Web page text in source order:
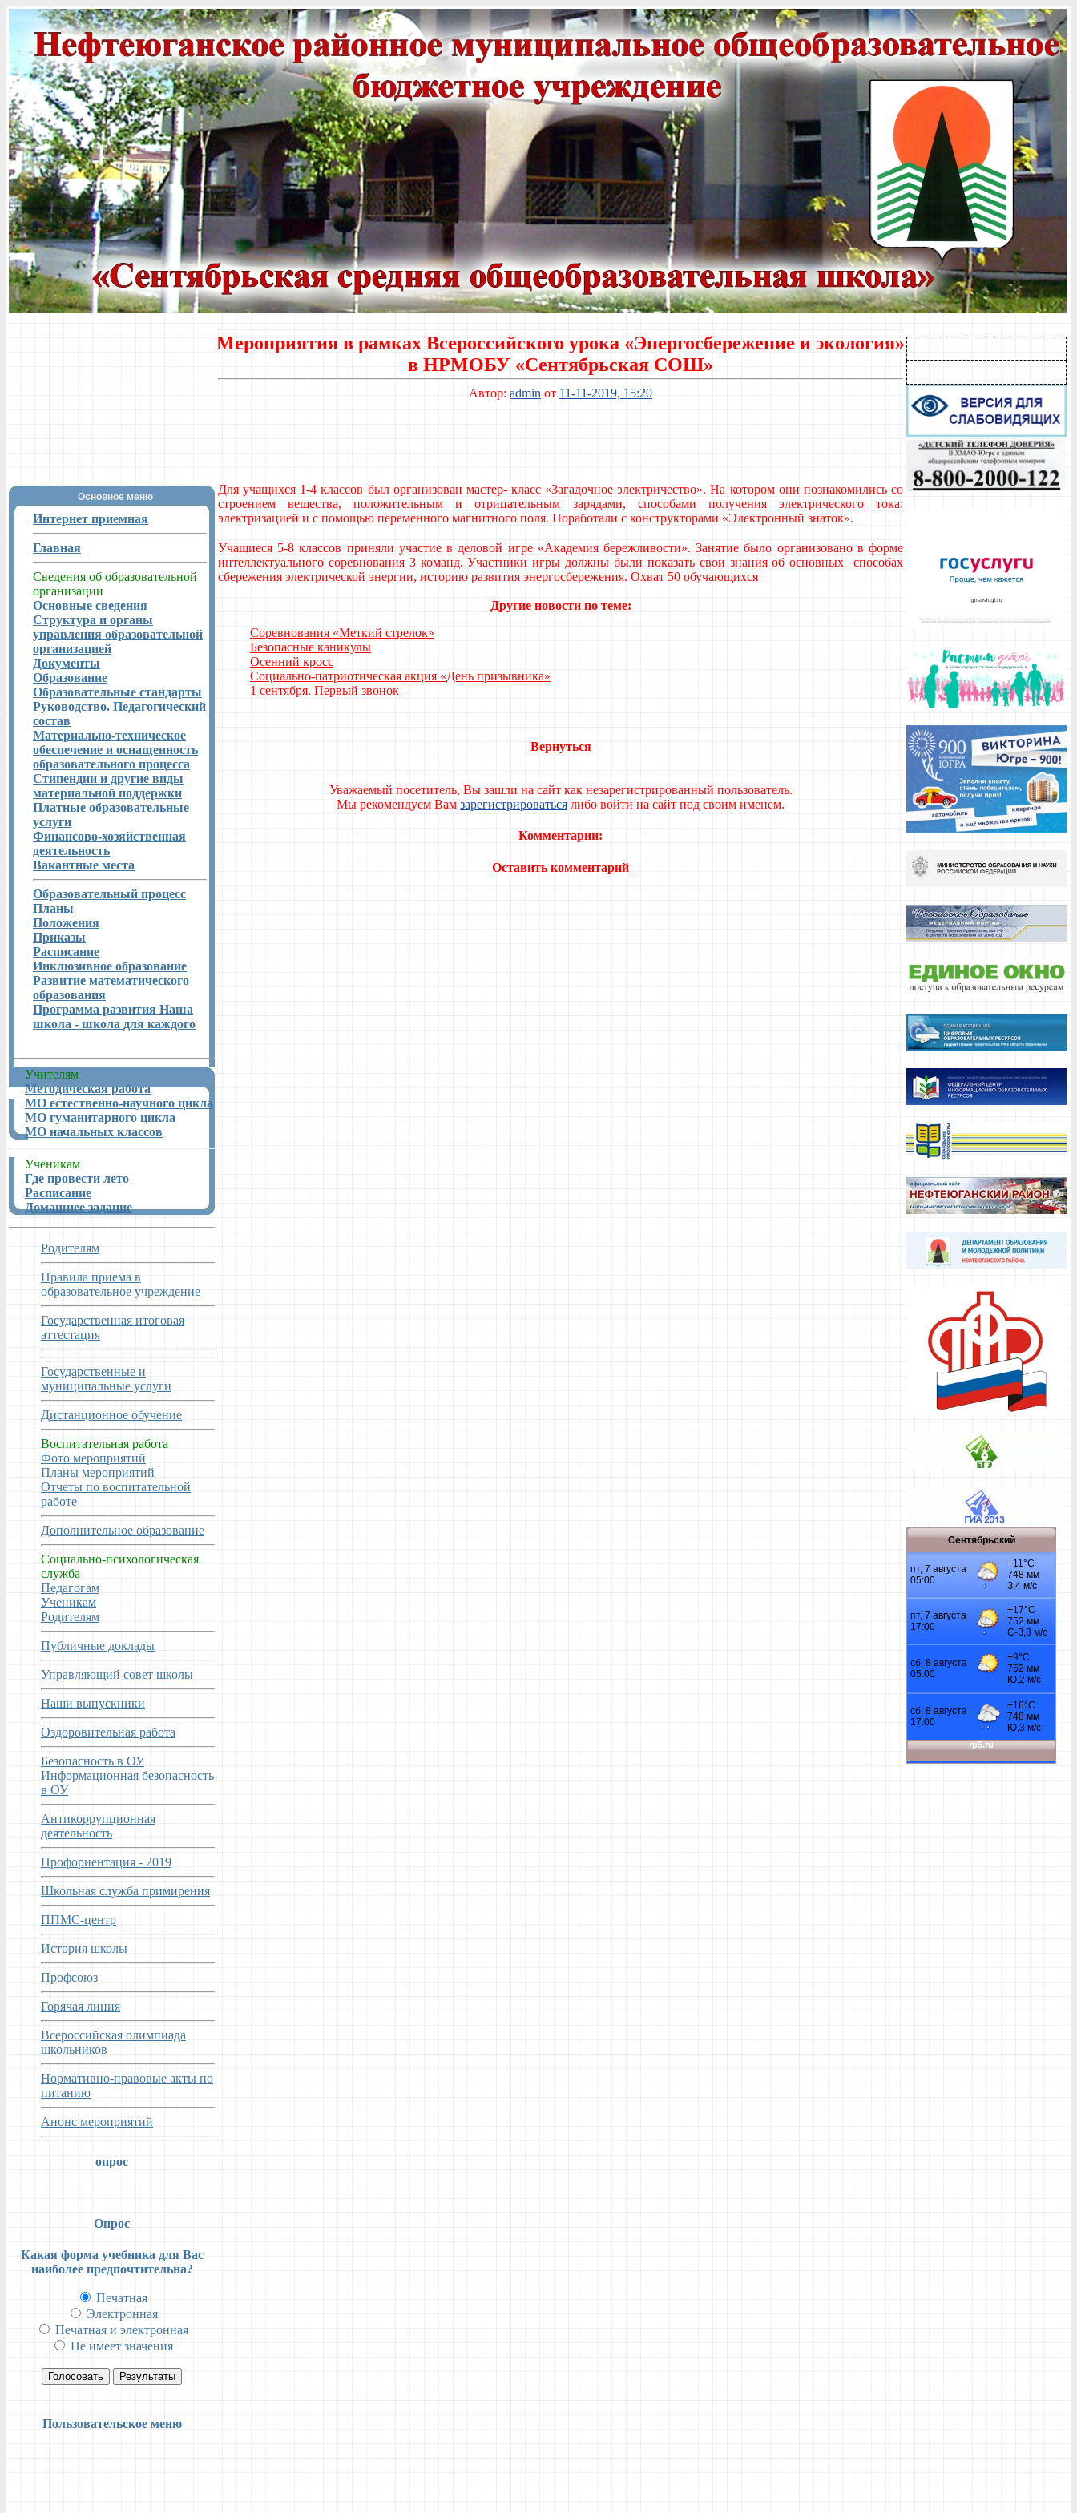
Основное меню
Интернет приемная
Главная
Сведения об образовательной
организации
Основные сведения
Структура и органы
управления образовательной
организацией
Документы
Образование
Образовательные стандарты
Руководство. Педагогический
состав
Материально-техническое
обеспечение и оснащенность
образовательного процесса
Стипендии и другие виды
материальной поддержки
Платные образовательные
услуги
Финансово-хозяйственная
деятельность
Вакантные места
Образовательный процесс
Планы
Положения
Приказы
Расписание
Инклюзивное образование
Развитие математического
образования
Программа развития Наша
школа - школа для каждого
Учителям
Методическая работа
МО естественно-научного цикла
МО гуманитарного цикла
МО начальных классов
Ученикам
Где провести лето
Расписание
Домашнее задание
Родителям
Правила приема в
образовательное учреждение
Государственная итоговая
аттестация
Государственные и
муниципальные услуги
Дистанционное обучение
Воспитательная работа
Фото мероприятий
Планы мероприятий
Отчеты по воспитательной
работе
Дополнительное образование
Социально-психологическая
служба
Педагогам
Ученикам
Родителям
Публичные доклады
Управляющий совет школы
Наши выпускники
Оздоровительная работа
Безопасность в ОУ
Информационная безопасность
в ОУ
Антикоррупционная
деятельность
Профориентация - 2019
Школьная служба примирения
ППМС-центр
История школы
Профсоюз
Горячая линия
Всероссийская олимпиада
школьников
Нормативно-правовые акты по
питанию
Анонс мероприятий
опрос
Опрос
Какая форма учебника для Вас
наиболее предпочтительна?
Печатная
Электронная
Печатная и электронная
Не имеет значения
Голосовать Результаты
Пользовательское меню
Мероприятия в рамках Всероссийского урока «Энергосбережение и экология»
в НРМОБУ «Сентябрьская СОШ»
Автор: admin от 11-11-2019, 15:20
Для учащихся 1-4 классов был организован мастер- класс «Загадочное электричество». На котором они познакомились со
строением вещества, положительным и отрицательным зарядами, способами получения электрического тока:
электризацией и с помощью переменного магнитного поля. Поработали с конструкторами «Электронный знаток».
Учащиеся 5-8 классов приняли участие в деловой игре «Академия бережливости». Занятие было организовано в форме
интеллектуального соревнования 3 команд. Участники игры должны были показать свои знания об основных способах
сбережения электрической энергии, историю развития энергосбережения. Охват 50 обучающихся
Другие новости по теме:
Соревнования «Меткий стрелок»
Безопасные каникулы
Осенний кросс
Социально-патриотическая акция «День призывника»
1 сентября. Первый звонок
Вернуться
Уважаемый посетитель, Вы зашли на сайт как незарегистрированный пользователь.
Мы рекомендуем Вам зарегистрироваться либо войти на сайт под своим именем.
Комментарии:
Оставить комментарий
Сентябрьский